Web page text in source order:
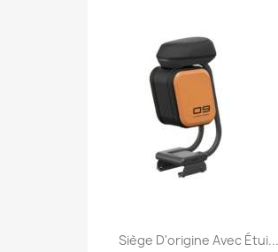
Siège D'origine Avec Étui...